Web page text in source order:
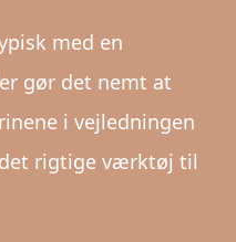
med en
gør det nemt at
i vejledningen
rigtige værktøj til